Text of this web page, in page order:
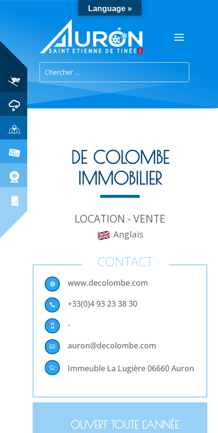
DE COLOMBE
IMMOBILIER
LOCATION - VENTE
Anglais
CONTACT
 www.decolombe.com
 +33(0)4 93 23 38 30
 -
 auron@decolombe.com
 Immeuble La Lugière 06660 Auron
OUVERT TOUTE L'ANNÉE
Language »